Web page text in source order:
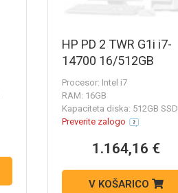
HP PD 2 TWR G1i i7-
14700 16/512GB
Procesor: Intel i7
RAM: 16GB
Kapaciteta diska: 512GB SSD
Preverite zalogo
1.164,16 €
V KOŠARICO